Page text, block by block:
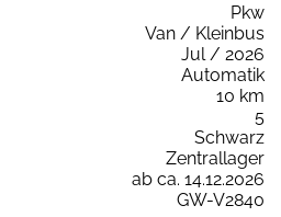
Pkw
Van / Kleinbus
Jul / 2026
Automatik
10 km
5
Schwarz
Zentrallager
ab ca. 14.12.2026
GW-V2840